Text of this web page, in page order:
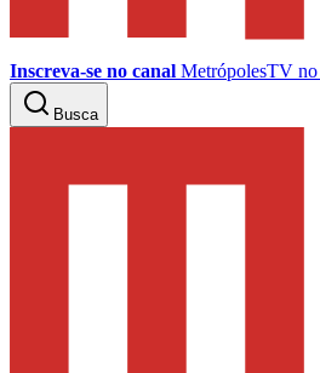
Inscreva-se no canal MetrópolesTV no
Busca